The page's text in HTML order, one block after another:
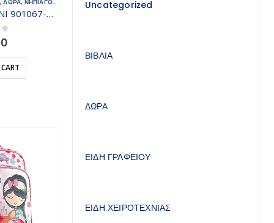
,ΔΩΡΑ, ΝΗΠΙΑΓΩΓΕΙΟ ΠΛΑΤΗΣ,ΤΣΑΝΤΕΣ - ΣΑΚΙΔΙΑ
POLO ΣΑΚΙΔΙΟ MINI 901067-3001
Uncategorized
ΒΙΒΛΙΑ
ΔΩΡΑ
ΕΙΔΗ ΓΡΑΦΕΙΟΥ
ΕΙΔΗ ΧΕΙΡΟΤΕΧΝΙΑΣ